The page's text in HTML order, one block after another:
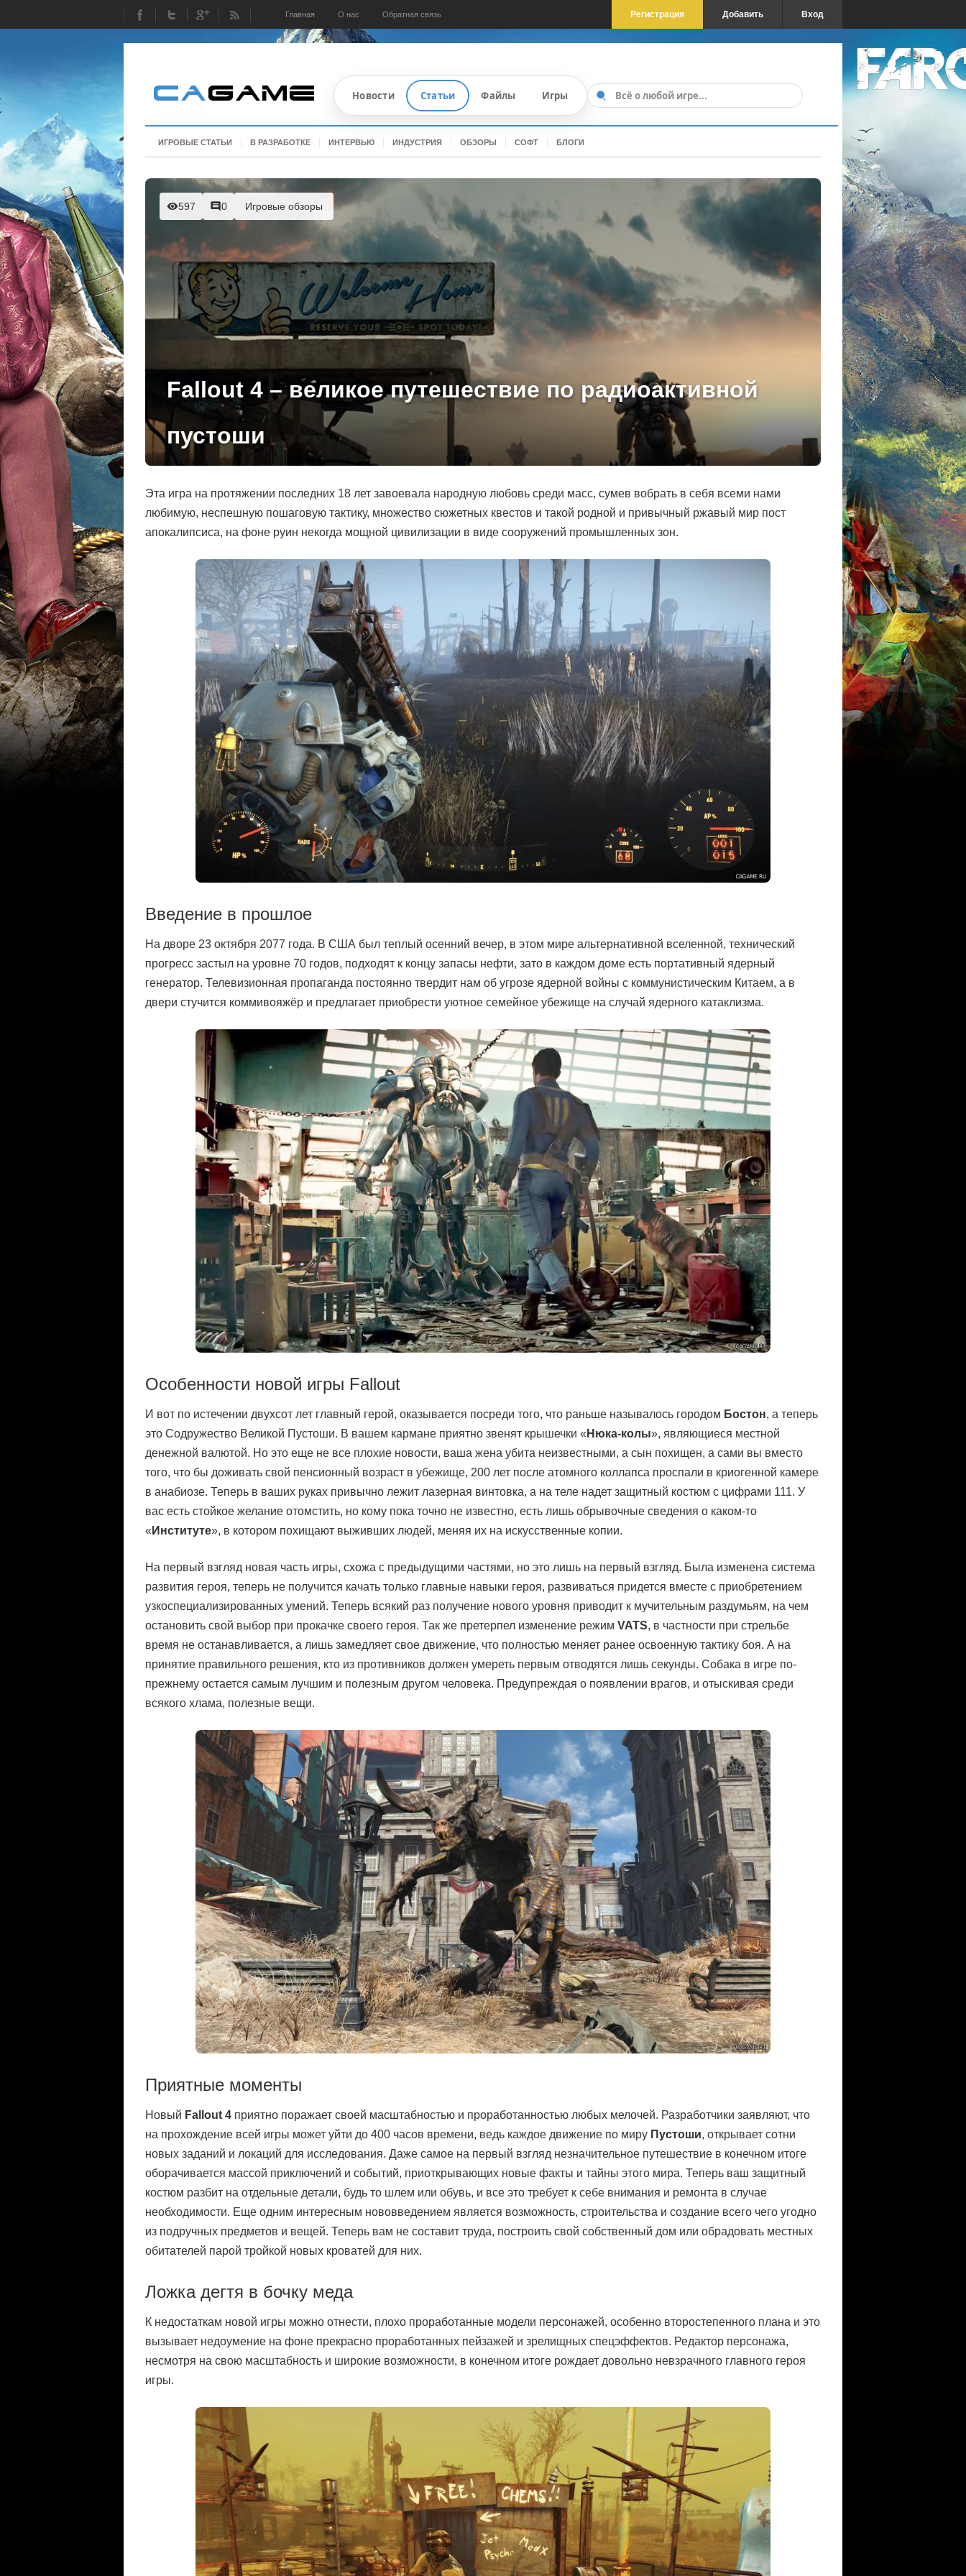
Новости Статьи Файлы Игры
ИГРОВЫЕ СТАТЬИ В РАЗРАБОТКЕ ИНТЕРВЬЮ ИНДУСТРИЯ ОБЗОРЫ СОФТ БЛОГИ
597 0 Игровые обзоры
Fallout 4 – великое путешествие по радиоактивной
пустоши
Эта игра на протяжении последних 18 лет завоевала народную любовь среди масс, сумев вобрать в себя всеми нами
любимую, неспешную пошаговую тактику, множество сюжетных квестов и такой родной и привычный ржавый мир пост
апокалипсиса, на фоне руин некогда мощной цивилизации в виде сооружений промышленных зон.
Введение в прошлое
На дворе 23 октября 2077 года. В США был теплый осенний вечер, в этом мире альтернативной вселенной, технический
прогресс застыл на уровне 70 годов, подходят к концу запасы нефти, зато в каждом доме есть портативный ядерный
генератор. Телевизионная пропаганда постоянно твердит нам об угрозе ядерной войны с коммунистическим Китаем, а в
двери стучится коммивояжёр и предлагает приобрести уютное семейное убежище на случай ядерного катаклизма.
Особенности новой игры Fallout
И вот по истечении двухсот лет главный герой, оказывается посреди того, что раньше называлось городом Бостон, а теперь
это Содружество Великой Пустоши. В вашем кармане приятно звенят крышечки « Нюка-колы», являющиеся местной
денежной валютой. Но это еще не все плохие новости, ваша жена убита неизвестными, а сын похищен, а сами вы вместо
того, что бы доживать свой пенсионный возраст в убежище, 200 лет после атомного коллапса проспали в криогенной камере
в анабиозе. Теперь в ваших руках привычно лежит лазерная винтовка, а на теле надет защитный костюм с цифрами 111. У
вас есть стойкое желание отомстить, но кому пока точно не известно, есть лишь обрывочные сведения о каком-то
« Институте», в котором похищают выживших людей, меняя их на искусственные копии.
На первый взгляд новая часть игры, схожа с предыдущими частями, но это лишь на первый взгляд. Была изменена система
развития героя, теперь не получится качать только главные навыки героя, развиваться придется вместе с приобретением
узкоспециализированных умений. Теперь всякий раз получение нового уровня приводит к мучительным раздумьям, на чем
остановить свой выбор при прокачке своего героя. Так же претерпел изменение режим VATS, в частности при стрельбе
время не останавливается, а лишь замедляет свое движение, что полностью меняет ранее освоенную тактику боя. А на
принятие правильного решения, кто из противников должен умереть первым отводятся лишь секунды. Собака в игре по-
прежнему остается самым лучшим и полезным другом человека. Предупреждая о появлении врагов, и отыскивая среди
всякого хлама, полезные вещи.
Приятные моменты
Новый Fallout 4 приятно поражает своей масштабностью и проработанностью любых мелочей. Разработчики заявляют, что
на прохождение всей игры может уйти до 400 часов времени, ведь каждое движение по миру Пустоши, открывает сотни
новых заданий и локаций для исследования. Даже самое на первый взгляд незначительное путешествие в конечном итоге
оборачивается массой приключений и событий, приоткрывающих новые факты и тайны этого мира. Теперь ваш защитный
костюм разбит на отдельные детали, будь то шлем или обувь, и все это требует к себе внимания и ремонта в случае
необходимости. Еще одним интересным нововведением является возможность, строительства и создание всего чего угодно
из подручных предметов и вещей. Теперь вам не составит труда, построить свой собственный дом или обрадовать местных
обитателей парой тройкой новых кроватей для них.
Ложка дегтя в бочку меда
К недостаткам новой игры можно отнести, плохо проработанные модели персонажей, особенно второстепенного плана и это
вызывает недоумение на фоне прекрасно проработанных пейзажей и зрелищных спецэффектов. Редактор персонажа,
несмотря на свою масштабность и широкие возможности, в конечном итоге рождает довольно невзрачного главного героя
игры.
Главная О нас Обратная связь Регистрация Добавить Вход